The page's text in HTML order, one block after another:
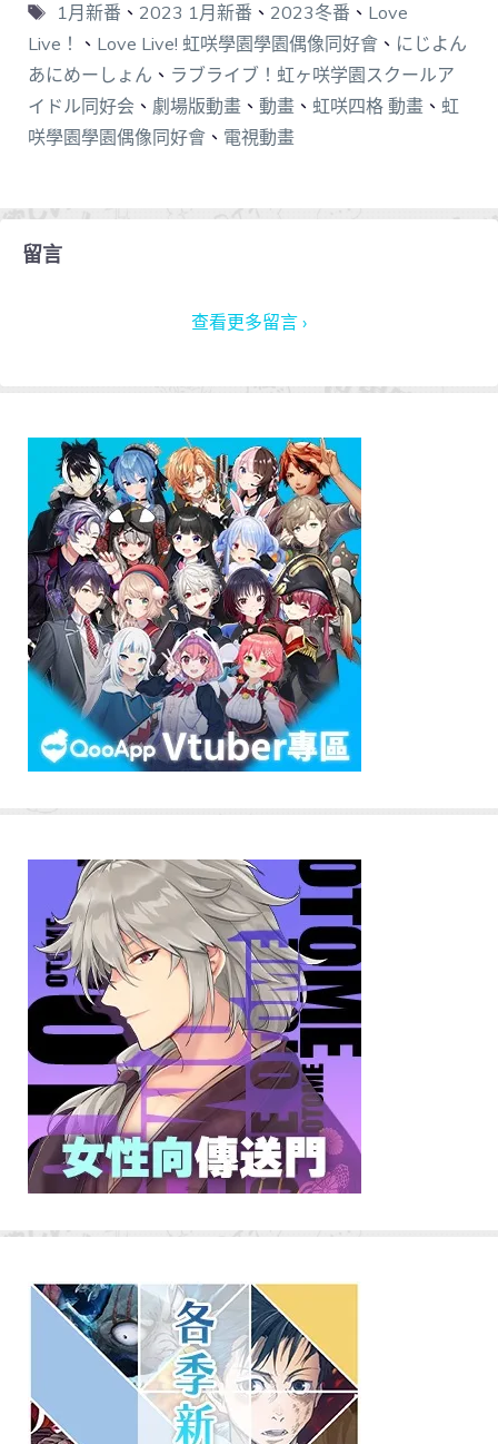
1月新番 、 2023 1月新番 、 2023冬番 、 Love
Live！
、 Love Live! 虹咲學園學園偶像同好會 、 にじよん
あにめーしょん 、 ラブライブ！虹ヶ咲学園スクールア
イドル同好会 、 劇場版動畫 、 動畫 、 虹咲四格 動畫 、 虹
咲學園學園偶像同好會 、 電視動畫
留言
查看更多留言 ›